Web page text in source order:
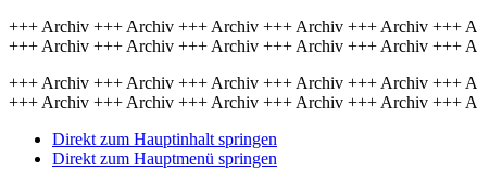
+++ Archiv +++ Archiv +++ Archiv +++ Archiv +++ Archiv +++
+++ Archiv +++ Archiv +++ Archiv +++ Archiv +++ Archiv +++
+++ Archiv +++ Archiv +++ Archiv +++ Archiv +++ Archiv +++
+++ Archiv +++ Archiv +++ Archiv +++ Archiv +++ Archiv +++
Direkt zum Hauptinhalt springen
Direkt zum Hauptmenü springen